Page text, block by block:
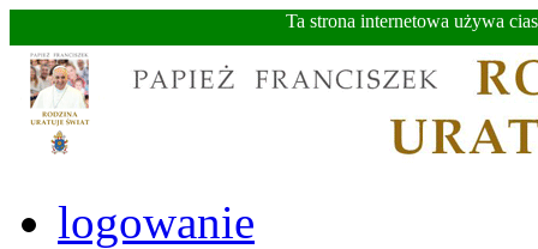
Ta strona internetowa używa
logowanie